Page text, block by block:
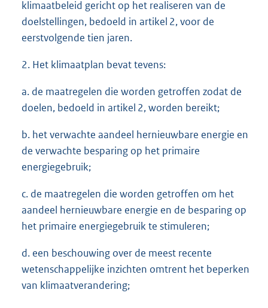
klimaatbeleid gericht op het realiseren van de
doelstellingen, bedoeld in artikel 2, voor de
eerstvolgende tien jaren.
2. Het klimaatplan bevat tevens:
a. de maatregelen die worden getroffen zodat de
doelen, bedoeld in artikel 2, worden bereikt;
b. het verwachte aandeel hernieuwbare energie en
de verwachte besparing op het primaire
energiegebruik;
c. de maatregelen die worden getroffen om het
aandeel hernieuwbare energie en de besparing op
het primaire energiegebruik te stimuleren;
d. een beschouwing over de meest recente
wetenschappelijke inzichten omtrent het beperken
van klimaatverandering;